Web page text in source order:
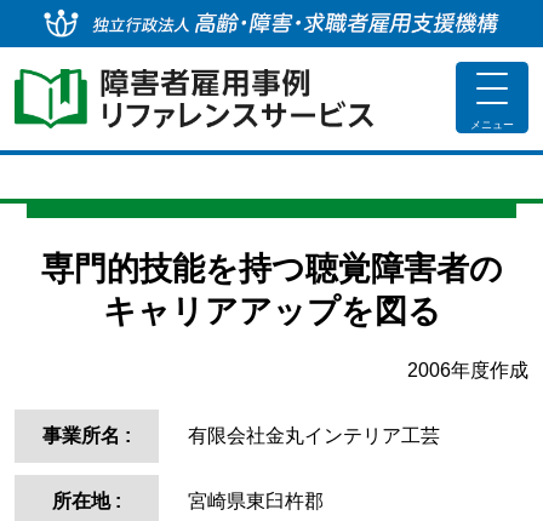
toggle
メニュー
専門的技能を持つ聴覚障害者の
キャリアアップを図る
2006年度作成
事業所名 : 有限会社金丸インテリア工芸
所在地: 宮崎県東臼杵郡